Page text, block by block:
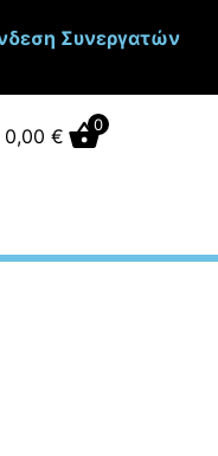
Συνεργατών
0,00 € 0